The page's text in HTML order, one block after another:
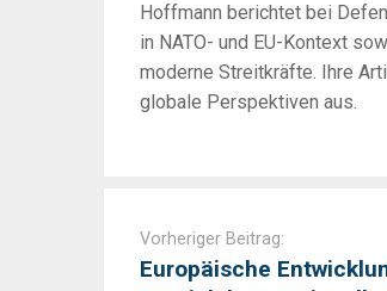
Hoffmann berichtet bei
in NATO- und EU-Kontext
moderne Streitkräfte. Ihre
globale Perspektiven aus.
navigation
Vorheriger Beitrag:
Europäische